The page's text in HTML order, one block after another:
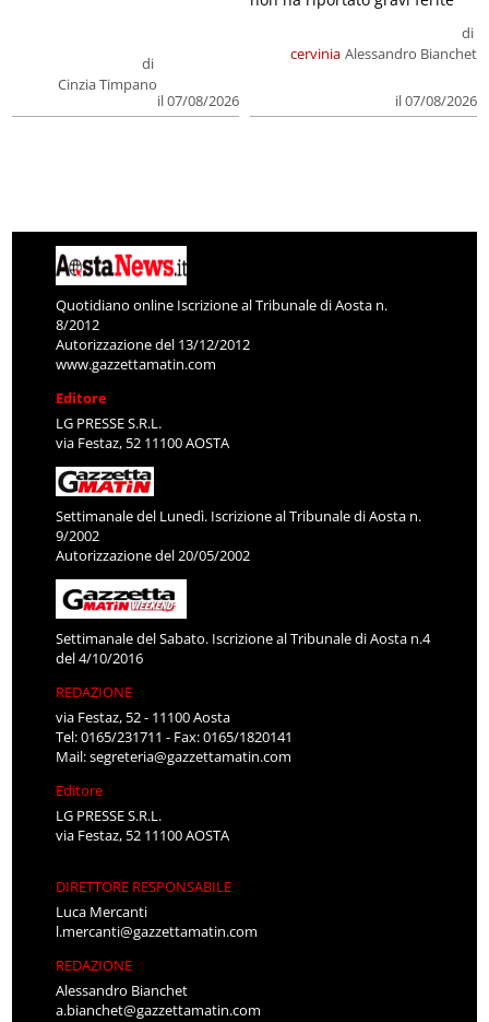
di
Cinzia Timpano
il 07/08/2026
cervinia
di
Alessandro Bianchet
il 07/08/2026
Quotidiano online Iscrizione al Tribunale di Aosta n.
8/2012
Autorizzazione del 13/12/2012
www.gazzettamatin.com
Editore
LG PRESSE S.R.L.
via Festaz, 52 11100 AOSTA
Settimanale del Lunedì. Iscrizione al Tribunale di Aosta n.
9/2002
Autorizzazione del 20/05/2002
Settimanale del Sabato. Iscrizione al Tribunale di Aosta n.4
del 4/10/2016
REDAZIONE
via Festaz, 52 - 11100 Aosta
Tel: 0165/231711 - Fax: 0165/1820141
Mail:segreteria@gazzettamatin.com
Editore
LG PRESSE S.R.L.
via Festaz, 52 11100 AOSTA
DIRETTORE RESPONSABILE
Luca Mercanti
l.mercanti@gazzettamatin.com
REDAZIONE
Alessandro Bianchet
a.bianchet@gazzettamatin.com